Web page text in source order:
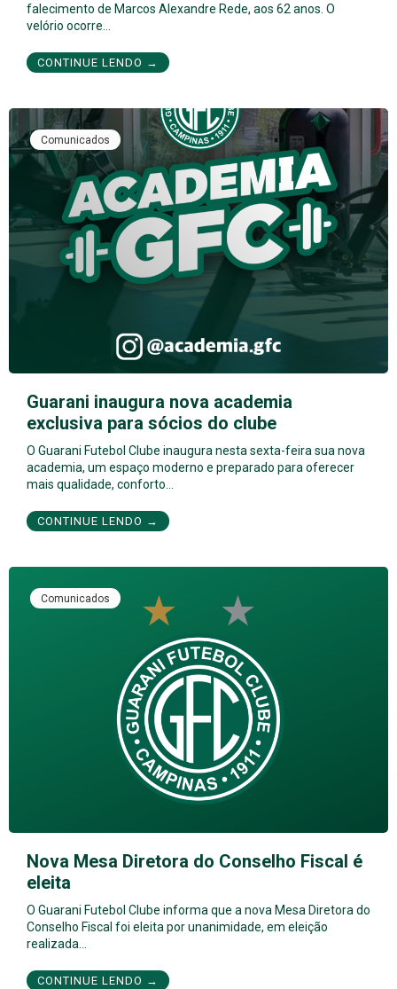
falecimento de Marcos Alexandre Rede, aos 62 anos. O
velório ocorre…
CONTINUE LENDO →
Comunicados
Guarani inaugura nova academia
exclusiva para sócios do clube
O Guarani Futebol Clube inaugura nesta sexta-feira sua nova
academia, um espaço moderno e preparado para oferecer
mais qualidade, conforto…
CONTINUE LENDO →
Comunicados
Nova Mesa Diretora do Conselho Fiscal é
eleita
O Guarani Futebol Clube informa que a nova Mesa Diretora do
Conselho Fiscal foi eleita por unanimidade, em eleição
realizada…
CONTINUE LENDO →